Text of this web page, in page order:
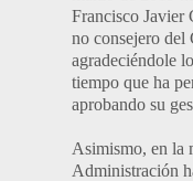
Francisco Javier
no consejero del
agradeciéndole
tiempo que ha
aprobando su
Asimismo, en la
Administración